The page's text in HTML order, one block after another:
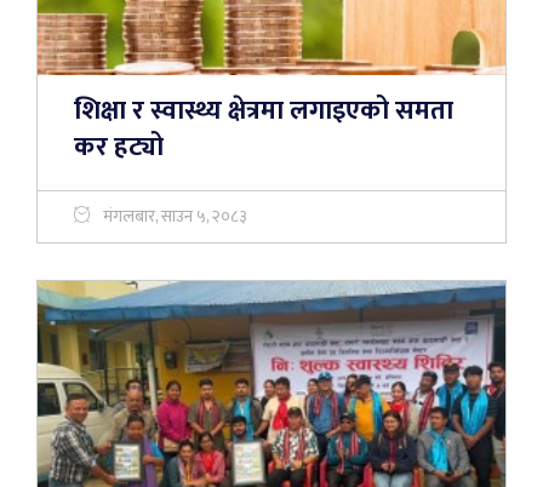
शिक्षा र स्वास्थ्य क्षेत्रमा लगाइएको समता
कर हट्यो
मंगलबार, साउन ५, २०८३